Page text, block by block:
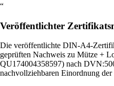
“
Veröffentlichter
Die veröffentlichte DIN-A4-
geprüften Nachweis zu Mütze +
QU174004358597) nach
nachvollziehbaren Einordnung